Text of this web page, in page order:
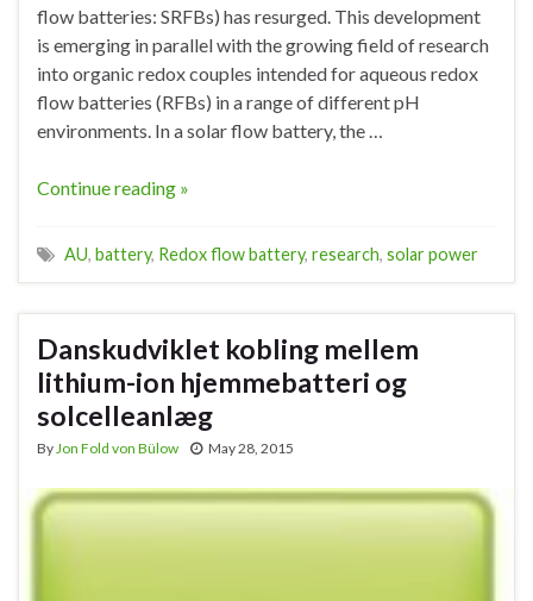
flow batteries: SRFBs) has resurged. This development
is emerging in parallel with the growing field of research
into organic redox couples intended for aqueous redox
flow batteries (RFBs) in a range of different pH
environments. In a solar flow battery, the …
Continue reading »
AU, battery, Redox flow battery, research, solar power
Danskudviklet kobling mellem
lithium-ion hjemmebatteri og
solcelleanlæg
By Jon Fold von Bülow May 28, 2015